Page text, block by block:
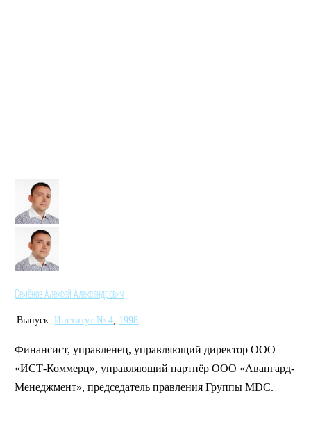
Семёнов Алексей Александрович
Выпуск: Институт № 4, 1998
Финансист, управленец, управляющий директор ООО
«ИСТ-Коммерц», управляющий партнёр ООО «Авангард-
Менеджмент», председатель правления Группы MDC.